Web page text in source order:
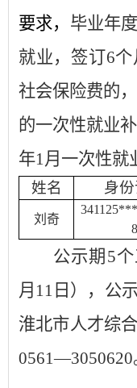
要求， 毕业年
就业，签订6
社会保险费的
的一次性就业补
年1月 一次性就
姓名 身
刘奇
8
公示期 5
月 11 日），公
淮北市人才综
0561—3050620